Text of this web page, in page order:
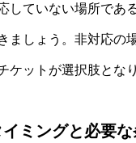
していない場所であ
ましょう。非対応の
ケットが選択肢とな
ミングと必要